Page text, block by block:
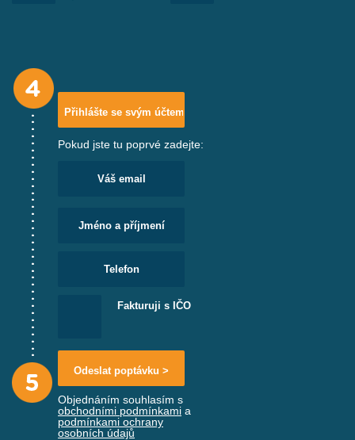
Pokud jste tu poprvé zadejte:
Fakturuji s IČO
Objednáním souhlasím s
obchodními podmínkami a
podmínkami ochrany
osobních údajů